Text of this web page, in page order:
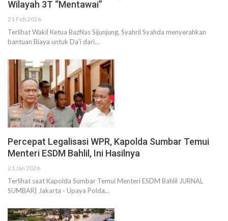
Wilayah 3T “Mentawai”
21 Feb 2026
Terlihat Wakil Ketua BazNas Sijunjung, Syahril Syahda menyerahkan
bantuan Biaya untuk Da'i dari…
Percepat Legalisasi WPR, Kapolda Sumbar Temui
Menteri ESDM Bahlil, Ini Hasilnya
21 Jan 2026
Terlihat saat Kapolda Sumbar Temui Menteri ESDM Bahlil JURNAL
SUMBAR| Jakarta - Upaya Polda…